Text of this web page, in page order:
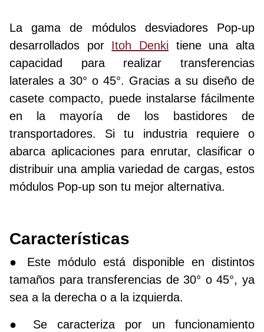
La gama de módulos desviadores Pop-up
desarrollados por Itoh Denki tiene una alta
capacidad para realizar transferencias
laterales a 30° o 45°. Gracias a su diseño de
casete compacto, puede instalarse fácilmente
en la mayoría de los bastidores de
transportadores. Si tu industria requiere o
abarca aplicaciones para enrutar, clasificar o
distribuir una amplia variedad de cargas, estos
módulos Pop-up son tu mejor alternativa.
Características
● Este módulo está disponible en distintos
tamaños para transferencias de 30° o 45°, ya
sea a la derecha o a la izquierda.
● Se caracteriza por un funcionamiento